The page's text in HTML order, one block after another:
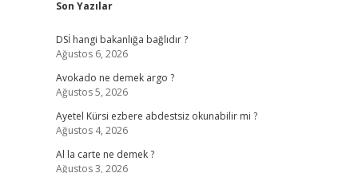
Sidebar
Son Yazılar
DSİ hangi bakanlığa bağlıdır ?
Ağustos 6, 2026
Avokado ne demek argo ?
Ağustos 5, 2026
Ayetel Kürsi ezbere abdestsiz okunabilir mi ?
Ağustos 4, 2026
Al la carte ne demek ?
Ağustos 3, 2026
https://hiltonbet-giris.com/